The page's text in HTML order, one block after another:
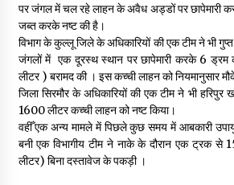
पर जंगल में चल रहे लाहन के अवैध अड्डों पर छापेमारी
जब्त करके नष्ट की है।
विभाग के कुल्लू जिले के अधिकारियों की एक टीम ने भी
जंगलों में एक दूरस्थ स्थान पर छापेमारी करके 6
लीटर ) बरामद की । इस कच्ची लाहन को नियमानुसार
जिला सिरमौर के अधिकारियों की एक टीम ने भी
1600 लीटर कच्ची लाहन को नष्ट किया।
वहीँ एक अन्य मामले में पिछले कुछ समय में आबकारी
बनी एक विभागीय टीम ने नाके के दौरान एक ट्रक से
लीटर) बिना दस्तावेज के पकड़ी ।